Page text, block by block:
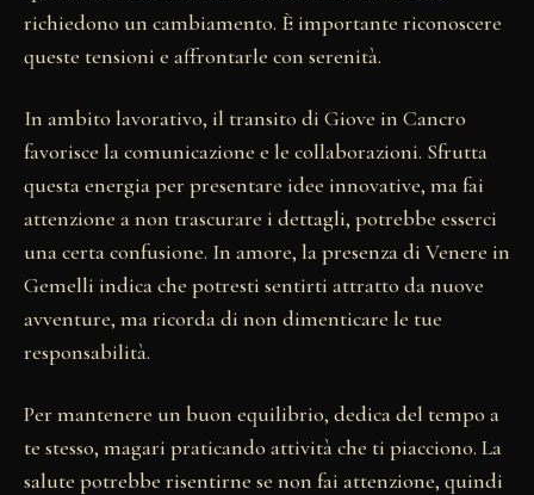
richiedono un cambiamento. È importante riconoscere
queste tensioni e affrontarle con serenità.
In ambito lavorativo, il transito di Giove in Cancro
favorisce la comunicazione e le collaborazioni. Sfrutta
questa energia per presentare idee innovative, ma fai
attenzione a non trascurare i dettagli, potrebbe esserci
una certa confusione. In amore, la presenza di Venere in
Gemelli indica che potresti sentirti attratto da nuove
avventure, ma ricorda di non dimenticare le tue
responsabilità.
Per mantenere un buon equilibrio, dedica del tempo a
te stesso, magari praticando attività che ti piacciono. La
salute potrebbe risentirne se non fai attenzione, quindi